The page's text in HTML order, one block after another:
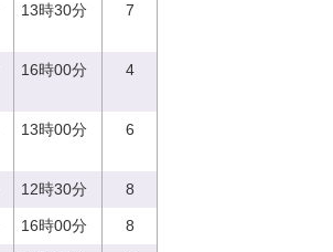
13時30分 7
16時00分 4
13時00分 6
12時30分 8
16時00分 8